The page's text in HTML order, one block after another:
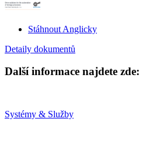
Stáhnout Anglicky
Detaily dokumentů
Další informace najdete zde:
Systémy & Služby